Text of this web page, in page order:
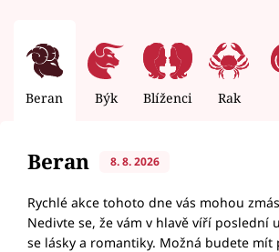
Beran Býk Blíženci Rak
Beran 8. 8. 2026
Rychlé akce tohoto dne vás mohou
Nedivte se, že vám v hlavě víří poslední
se lásky a romantiky. Možná budete mít